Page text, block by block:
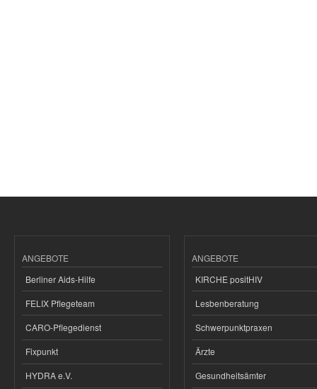
ANGEBOTE
Berliner Aids-Hilfe
FELIX Pflegeteam
CARO-Pflegedienst
Fixpunkt
HYDRA e.V.
ANGEBOTE
KIRCHE positHIV
Lesbenberatung
Schwerpunktpraxen
Ärzte
Gesundheitsämter